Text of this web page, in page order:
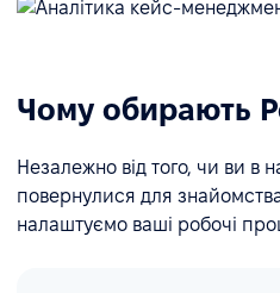
Чому обирають
Незалежно від того, чи ви в
повернулися для
налаштуємо ваші робочі